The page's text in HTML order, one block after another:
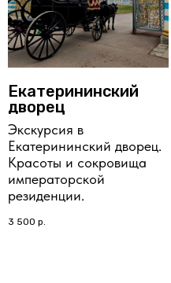
Екатерининский
дворец
Экскурсия в
Екатерининский дворец.
Красоты и сокровища
императорской
резиденции.
3 500 р.